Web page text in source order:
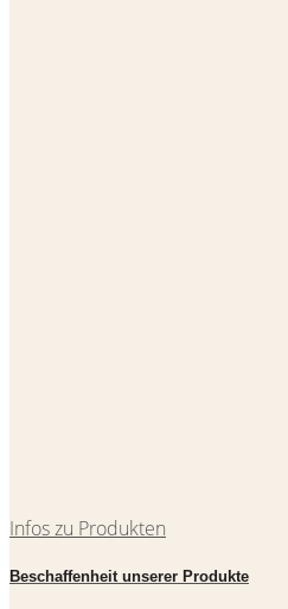
Infos zu Produkten
Beschaffenheit unserer Produkte